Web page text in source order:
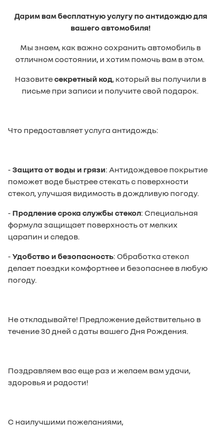
Дарим вам бесплатную услугу по антидождю для
вашего автомобиля!
Мы знаем, как важно сохранить автомобиль в
отличном состоянии, и хотим помочь вам в этом.
Назовитесекретный код, который вы получили в
письме при записи и получите свой подарок.
Что предоставляет услуга антидождь:
- Защита от воды и грязи: Антидождевое покрытие
поможет воде быстрее стекать с поверхности
стекол, улучшая видимость в дождливую погоду.
- Продление срока службы стекол: Специальная
формула защищает поверхность от мелких
царапин и следов.
- Удобство и безопасность: Обработка стекол
делает поездки комфортнее и безопаснее в любую
погоду.
Не откладывайте! Предложение действительно в
течение 30 дней с даты вашего Дня Рождения.
Поздравляем вас еще раз и желаем вам удачи,
здоровья и радости!
С наилучшими пожеланиями,
салон.